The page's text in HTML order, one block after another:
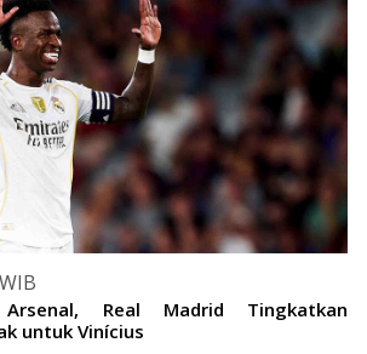
Real Madrid Tingkatkan
untuk Vinícius